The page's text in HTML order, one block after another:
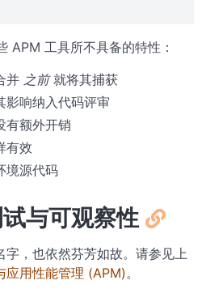
APM 工具所不具备的特性：
并 之前就将其捕获
影响纳入代码评审
有额外开销
有效
境源代码
与可观察性
字，也依然芬芳如故。请参见上
应用性能管理 (APM)。